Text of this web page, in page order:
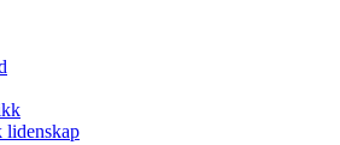
lidenskap